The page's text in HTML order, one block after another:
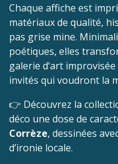
Chaque affiche est
matériaux de qualité,
pas grise mine.
poétiques, elles
galerie d’art
invités qui voudront la
👉 Découvrez la
déco une dose de
Corrèze, dessinées
d’ironie locale.